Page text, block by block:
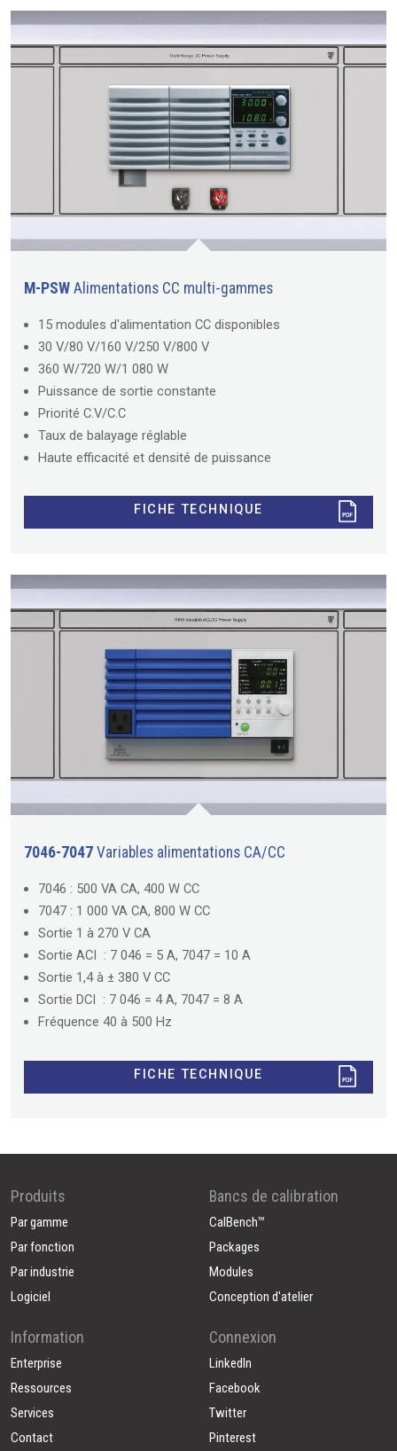
M-PSW Alimentations CC multi-gammes
15 modules d'alimentation CC disponibles
30 V/80 V/160 V/250 V/800 V
360 W/720 W/1 080 W
Puissance de sortie constante
Priorité C.V/C.C
Taux de balayage réglable
Haute efficacité et densité de puissance
FICHE TECHNIQUE
7046-7047 Variables alimentations CA/CC
7046 : 500 VA CA, 400 W CC
7047 : 1 000 VA CA, 800 W CC
Sortie 1 à 270 V CA
Sortie ACI : 7 046 = 5 A, 7047 = 10 A
Sortie 1,4 à ± 380 V CC
Sortie DCI : 7 046 = 4 A, 7047 = 8 A
Fréquence 40 à 500 Hz
FICHE TECHNIQUE
Produits
Par gamme
Par fonction
Par industrie
Logiciel
Bancs de calibration
CalBench™
Packages
Modules
Conception d'atelier
Information
Enterprise
Ressources
Services
Contact
Connexion
LinkedIn
Facebook
Twitter
Pinterest